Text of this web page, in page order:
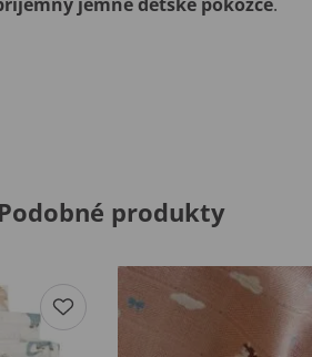
Podobné produkty